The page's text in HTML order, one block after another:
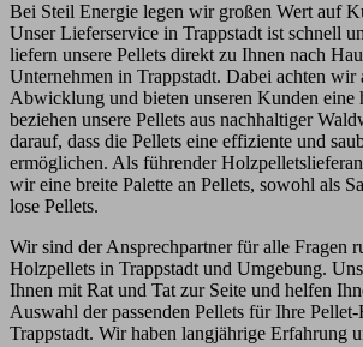
Bei Steil Energie legen wir großen Wert auf
Unser Lieferservice in Trappstadt ist schnell
liefern unsere Pellets direkt zu Ihnen nach
Unternehmen in Trappstadt. Dabei achten wir
Abwicklung und bieten unseren Kunden
beziehen unsere Pellets aus nachhaltiger
darauf, dass die Pellets eine effiziente und
ermöglichen. Als führender
wir eine breite Palette an Pellets, sowohl als
lose Pellets.
Wir sind der Ansprechpartner für alle Fragen
Holzpellets in Trappstadt und Umgebung.
Ihnen mit Rat und Tat zur Seite und helfen
Auswahl der passenden Pellets für Ihre
Trappstadt. Wir haben langjährige Erfahrung